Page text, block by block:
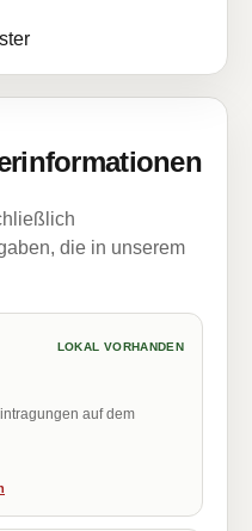
die in unserem
LOKAL VORHANDEN
auf dem